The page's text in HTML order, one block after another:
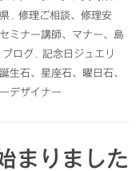
修理ご相談、修理安
ミナー講師、マナー、島
ブログ
記念日ジュエリ
誕生石、星座石、曜日石、
デザイナー
まりました